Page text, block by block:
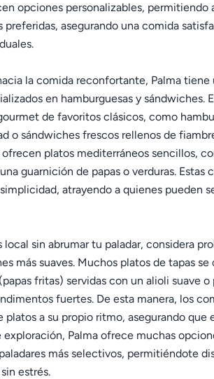
opciones personalizables, permitiendo
preferidas, asegurando una comida
la comida reconfortante, Palma
en hamburguesas y sándwiches.
de favoritos clásicos, como
o sándwiches frescos rellenos de
platos mediterráneos sencillos,
guarnición de papas o verduras. Estas
atrayendo a quienes pueden
sin abrumar tu paladar, considera
más suaves. Muchos platos de tapas se
fritas) servidas con un alioli suave
fuertes. De esta manera, los
platos a su propio ritmo, asegurando que
Palma ofrece muchas
más selectivos, permitiéndote
estrés.